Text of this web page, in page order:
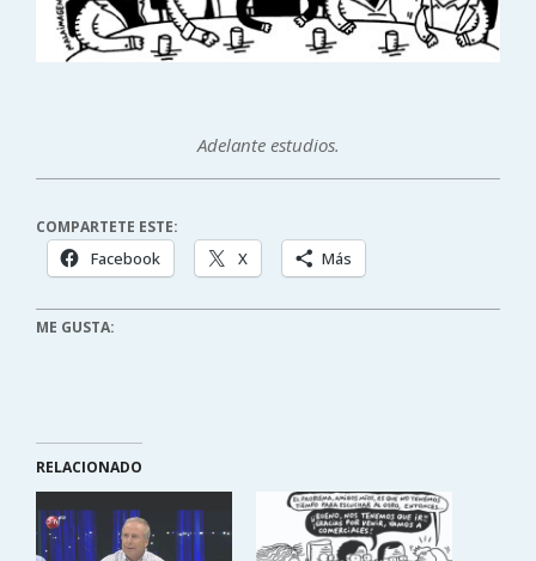
Adelante estudios.
COMPARTETE ESTE:
Facebook X Más
ME GUSTA:
RELACIONADO